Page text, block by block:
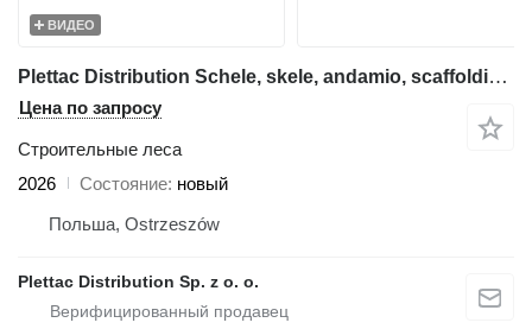
ВИДЕО
Plettac Distribution Schele, skele, andamio, scaffolding, pastoliai, tellingud, Frame
Цена по запросу
Строительные леса
2026
Состояние новый
Польша, Ostrzeszów
Plettac Distribution Sp. z o. o.